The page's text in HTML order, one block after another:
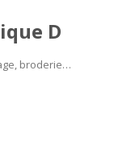
D
broderie…